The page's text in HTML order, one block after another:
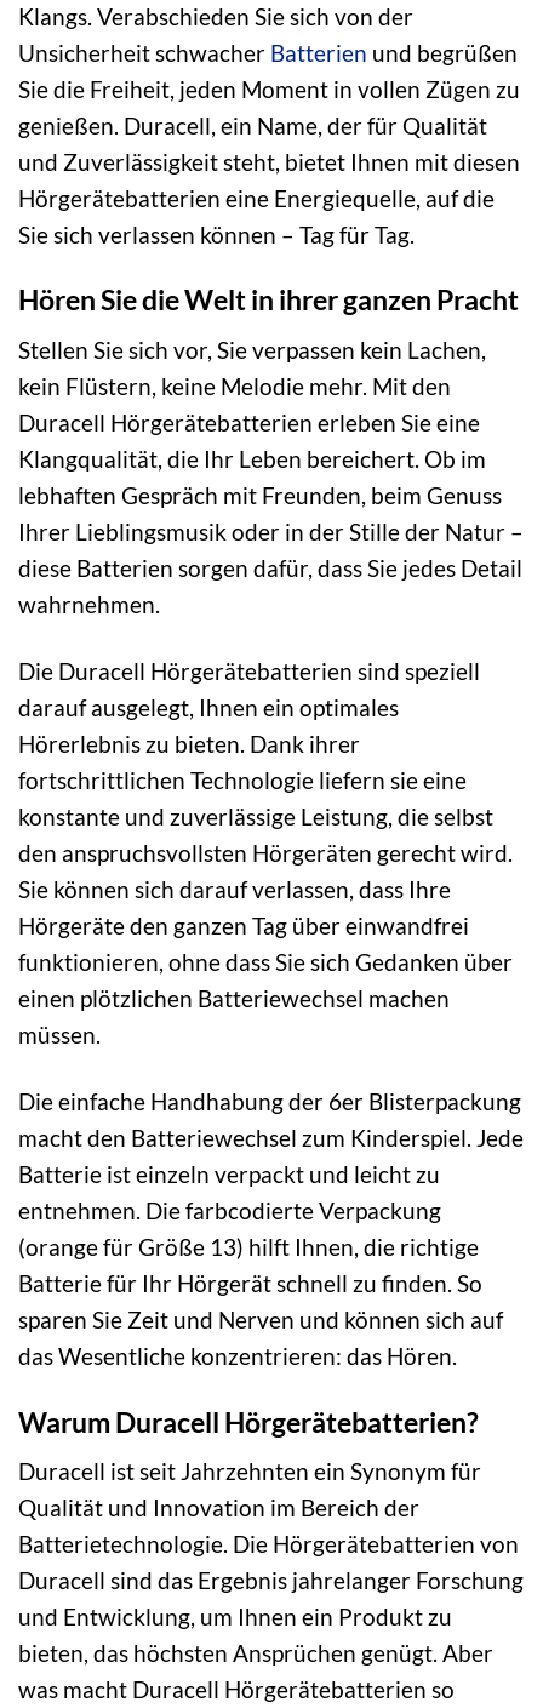
Klangs. Verabschieden Sie sich von der
Unsicherheit schwacher Batterien und begrüßen
Sie die Freiheit, jeden Moment in vollen Zügen zu
genießen. Duracell, ein Name, der für Qualität
und Zuverlässigkeit steht, bietet Ihnen mit diesen
Hörgerätebatterien eine Energiequelle, auf die
Sie sich verlassen können – Tag für Tag.
Hören Sie die Welt in ihrer ganzen Pracht
Stellen Sie sich vor, Sie verpassen kein Lachen,
kein Flüstern, keine Melodie mehr. Mit den
Duracell Hörgerätebatterien erleben Sie eine
Klangqualität, die Ihr Leben bereichert. Ob im
lebhaften Gespräch mit Freunden, beim Genuss
Ihrer Lieblingsmusik oder in der Stille der Natur –
diese Batterien sorgen dafür, dass Sie jedes Detail
wahrnehmen.
Die Duracell Hörgerätebatterien sind speziell
darauf ausgelegt, Ihnen ein optimales
Hörerlebnis zu bieten. Dank ihrer
fortschrittlichen Technologie liefern sie eine
konstante und zuverlässige Leistung, die selbst
den anspruchsvollsten Hörgeräten gerecht wird.
Sie können sich darauf verlassen, dass Ihre
Hörgeräte den ganzen Tag über einwandfrei
funktionieren, ohne dass Sie sich Gedanken über
einen plötzlichen Batteriewechsel machen
müssen.
Die einfache Handhabung der 6er Blisterpackung
macht den Batteriewechsel zum Kinderspiel. Jede
Batterie ist einzeln verpackt und leicht zu
entnehmen. Die farbcodierte Verpackung
(orange für Größe 13) hilft Ihnen, die richtige
Batterie für Ihr Hörgerät schnell zu finden. So
sparen Sie Zeit und Nerven und können sich auf
das Wesentliche konzentrieren: das Hören.
Warum Duracell Hörgerätebatterien?
Duracell ist seit Jahrzehnten ein Synonym für
Qualität und Innovation im Bereich der
Batterietechnologie. Die Hörgerätebatterien von
Duracell sind das Ergebnis jahrelanger Forschung
und Entwicklung, um Ihnen ein Produkt zu
bieten, das höchsten Ansprüchen genügt. Aber
was macht Duracell Hörgerätebatterien so